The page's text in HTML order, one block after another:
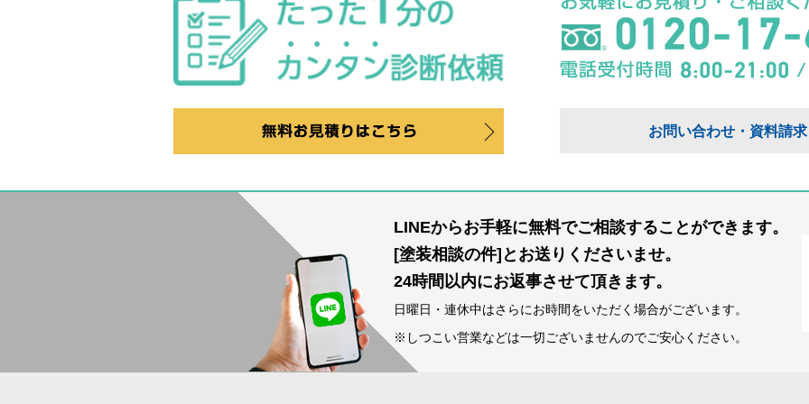
お問い合わせ・資料請求
LINEからお手軽に無料でご相談することができます。
[塗装相談の件]とお送りくださいませ。
24時間以内にお返事させて頂きます。
日曜日・連休中はさらにお時間をいただく場合がございます。
※しつこい営業などは一切ございませんのでご安心ください。